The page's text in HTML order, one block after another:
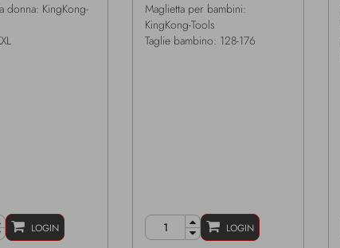
donna: KingKong-
LOGIN
Maglietta per bambini:
KingKong-Tools
Taglie bambino: 128-176
LOGIN